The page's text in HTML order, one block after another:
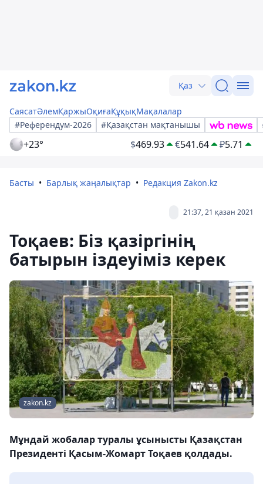
Қаз
СаясатӘлемҚаржыОқиғаҚұқықМақалалар
#Референдум-2026
#Қазақстан мақтанышы
+23° $469.93 €541.64 ₽5.71
Басты Барлық жаңалықтар Редакция Zakon.kz
21:37, 21 қазан 2021
Тоқаев: Біз қазіргінің
батырын іздеуіміз керек
zakon.kz
Мұндай жобалар туралы ұсынысты Қазақстан
Президенті Қасым-Жомарт Тоқаев қолдады.